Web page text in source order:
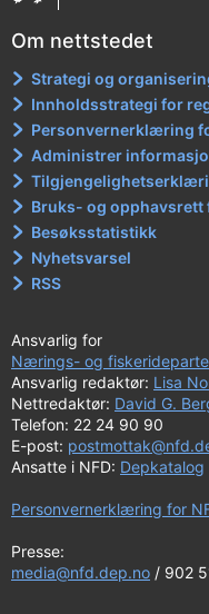
Om nettstedet
Strategi og
Innholdsstrategi for
Personvernerklæring
Administrer
Bruks- og
Besøksstatistikk
Nyhetsvarsel
RSS
Ansvarlig for
Nærings- og
Ansvarlig redaktør: Lisa
Nettredaktør: David G.
Telefon: 22 24 90 90
E-post:
Ansatte i NFD: Depkatalog
Personvernerklæring for
Presse:
media@nfd.dep.no / 902